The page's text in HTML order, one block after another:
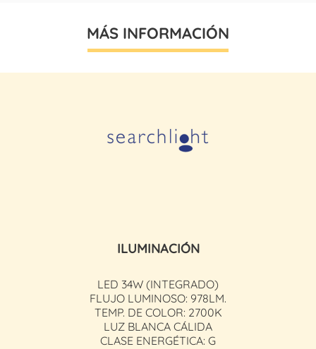
MÁS INFORMACIÓN
ILUMINACIÓN
LED 34W (INTEGRADO)
FLUJO LUMINOSO: 978LM.
TEMP. DE COLOR: 2700K
LUZ BLANCA CÁLIDA
CLASE ENERGÉTICA: G